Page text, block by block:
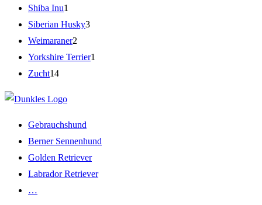
Shiba Inu1
Siberian Husky3
Weimaraner2
Yorkshire Terrier1
Zucht14
Gebrauchshund
Berner Sennenhund
Golden Retriever
Labrador Retriever
…